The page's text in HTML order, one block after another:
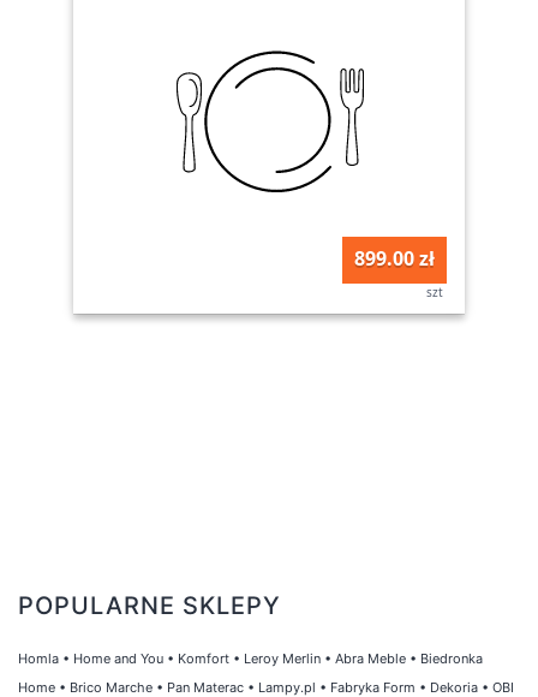
899.00 zł
szt
POPULARNE SKLEPY
Homla • Home and You • Komfort • Leroy Merlin • Abra Meble • Biedronka
Home • Brico Marche • Pan Materac • Lampy.pl • Fabryka Form • Dekoria • OBI